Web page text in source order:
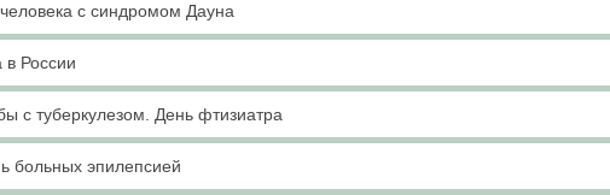
с синдромом Дауна
в России
с туберкулезом. День фтизиатра
больных эпилепсией